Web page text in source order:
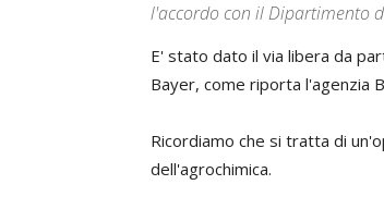
l'accordo con il Dipartimento
E' stato dato il via libera da
Bayer, come riporta l'agenzia
Ricordiamo che si tratta di
dell'agrochimica.